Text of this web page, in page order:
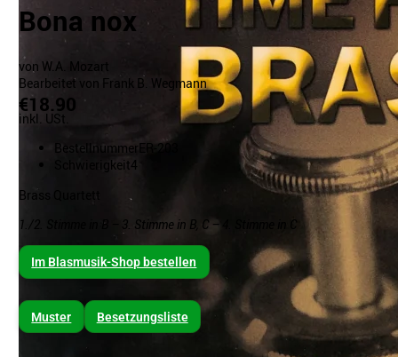
Bona nox
von W.A. Mozart
Bearbeitet von Frank B. Wegmann
€18.90
inkl. USt.
BestellnummerER-203
Schwierigkeit4
Brass Quartett
1./2. Stimme in B – 3. Stimme in B, C – 4. Stimme in C
Im Blasmusik-Shop bestellen
Muster Besetzungsliste